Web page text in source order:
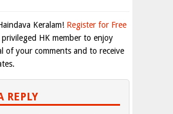
Keralam! Register for Free
privileged HK member to enjoy
of your comments and to receive
REPLY